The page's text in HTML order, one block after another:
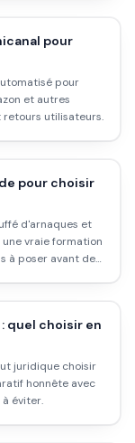
pour
pour
et autres
retours utilisateurs.
pour choisir
d'arnaques et
vraie formation
à poser avant de
quel choisir en
juridique choisir
honnête avec
éviter.